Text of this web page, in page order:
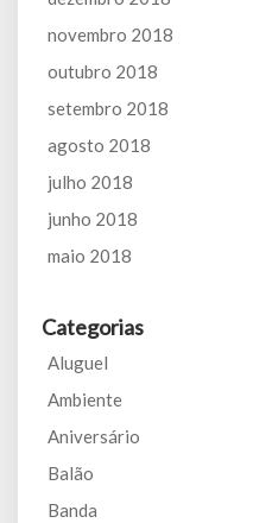
novembro 2018
outubro 2018
setembro 2018
agosto 2018
julho 2018
junho 2018
maio 2018
Categorias
Aluguel
Ambiente
Aniversário
Balão
Banda